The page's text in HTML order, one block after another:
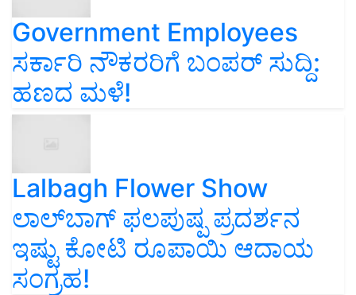
Government Employees
ಸರ್ಕಾರಿ ನೌಕರರಿಗೆ ಬಂಪರ್‌ ಸುದ್ದಿ:
ಹಣದ ಮಳೆ!
Lalbagh Flower Show
ಲಾಲ್‌ಬಾಗ್ ಫಲಪುಷ್ಪ ಪ್ರದರ್ಶನ
ಇಷ್ಟು ಕೋಟಿ ರೂಪಾಯಿ ಆದಾಯ
ಸಂಗ್ರಹ!